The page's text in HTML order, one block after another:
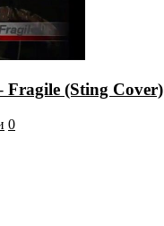
(Sting Cover)
0